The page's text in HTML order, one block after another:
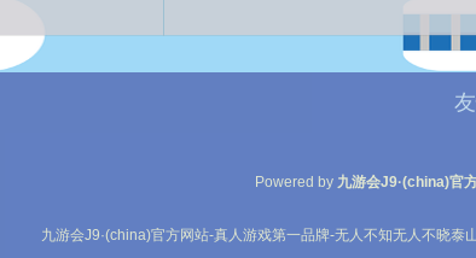
Powered by 九游会J9·(china)官
九游会J9·(china)官方网站-真人游戏第一品牌-无人不知无人不晓